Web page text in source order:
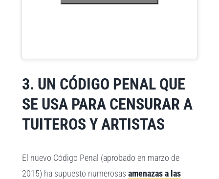
3. UN CÓDIGO PENAL QUE
SE USA PARA CENSURAR A
TUITEROS Y ARTISTAS
El nuevo Código Penal (aprobado en marzo de
2015) ha supuesto numerosasamenazas a las